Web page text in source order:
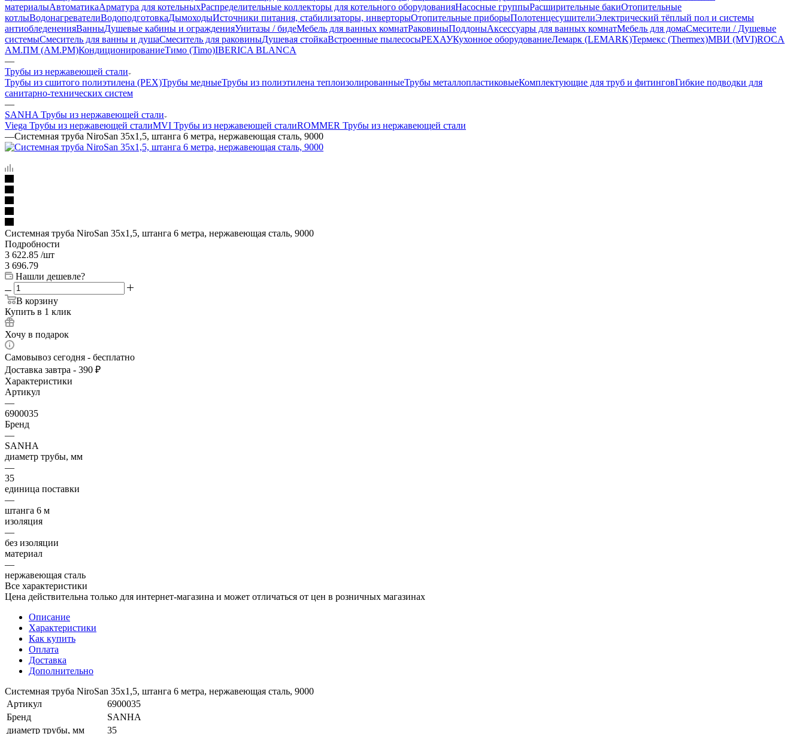
материалыАвтоматикаАрматура для котельныхРаспределительные коллекторы для котельного оборудованияНасосные группыРасширительные бакиОтопительные
котлыВодонагревателиВодоподготовкаДымоходыИсточники питания, стабилизаторы, инверторыОтопительные приборыПолотенцесушителиЭлектрический тёплый пол и системы
антиобледененияВанныДушевые кабины и огражденияУнитазы / бидеМебель для ванных комнатРаковиныПоддоныАксессуары для ванных комнатМебель для домаСмесители / Душевые
системыСмеситель для ванны и душаСмеситель для раковиныДушевая стойкаВстроенные пылесосыРЕХАУКухонное оборудованиеЛемарк (LEMARK)Термекс (Thermex)МВИ (MVI)ROCA
АМ.ПМ (AM.PM)КондиционированиеТимо (Timo)IBERICA BLANCA
—
Трубы из нержавеющей стали
Трубы из сшитого полиэтилена (PEX)Трубы медныеТрубы из полиэтилена теплоизолированныеТрубы металлопластиковыеКомплектующие для труб и фитинговГибкие подводки для
санитарно-технических систем
—
SANHA Трубы из нержавеющей стали
Viega Трубы из нержавеющей сталиMVI Трубы из нержавеющей сталиROMMER Трубы из нержавеющей стали
—Системная труба NiroSan 35x1,5, штанга 6 метра, нержавеющая сталь, 9000
Системная труба NiroSan 35x1,5, штанга 6 метра, нержавеющая сталь, 9000
Подробности
3 622.85 /шт
3 696.79
Нашли дешевле?
В корзину
Купить в 1 клик
Хочу в подарок
Самовывоз сегодня - бесплатно
Доставка завтра - 390 ₽
Характеристики
Артикул
—
6900035
Бренд
—
SANHA
диаметр трубы, мм
—
35
единица поставки
—
штанга 6 м
изоляция
—
без изоляции
материал
—
нержавеющая сталь
Все характеристики
Цена действительна только для интернет-магазина и может отличаться от цен в розничных магазинах
Описание
Характеристики
Как купить
Оплата
Доставка
Дополнительно
Системная труба NiroSan 35x1,5, штанга 6 метра, нержавеющая сталь, 9000
Артикул
6900035
Бренд
SANHA
диаметр трубы, мм
35